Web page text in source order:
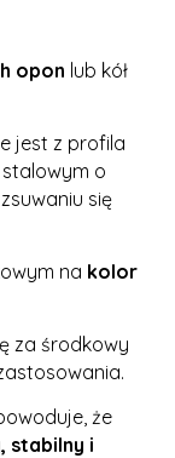
opon lub kół
jest z profila
o
zsuwaniu się
na kolor
za środkowy
że
stabilny i